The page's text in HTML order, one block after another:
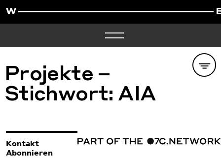
Projekte –
Stichwort: AIA
Kontakt
Abonnieren